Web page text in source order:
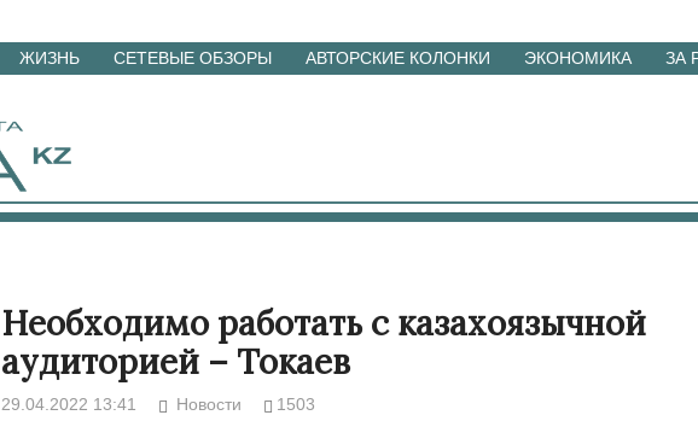
ЖИЗНЬ СЕТЕВЫЕ ОБЗОРЫ АВТОРСКИЕ КОЛОНКИ ЭКОНОМИКА ЗА
Необходимо работать с казахоязычной
аудиторией – Токаев
29.04.2022 13:41 Новости 1503